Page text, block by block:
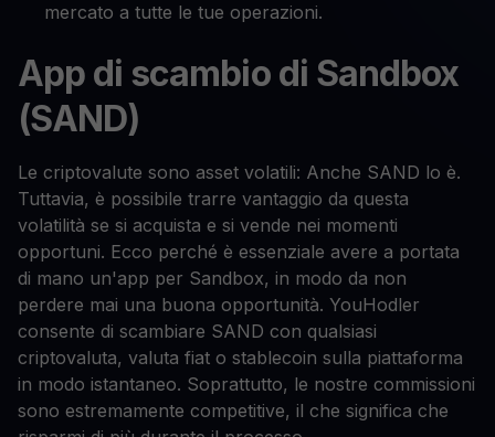
mercato a tutte le tue operazioni.
App di scambio di Sandbox
(SAND)
Le criptovalute sono asset volatili: Anche SAND lo è.
Tuttavia, è possibile trarre vantaggio da questa
volatilità se si acquista e si vende nei momenti
opportuni. Ecco perché è essenziale avere a portata
di mano un'app per Sandbox, in modo da non
perdere mai una buona opportunità. YouHodler
consente di scambiare SAND con qualsiasi
criptovaluta, valuta fiat o stablecoin sulla piattaforma
in modo istantaneo. Soprattutto, le nostre commissioni
sono estremamente competitive, il che significa che